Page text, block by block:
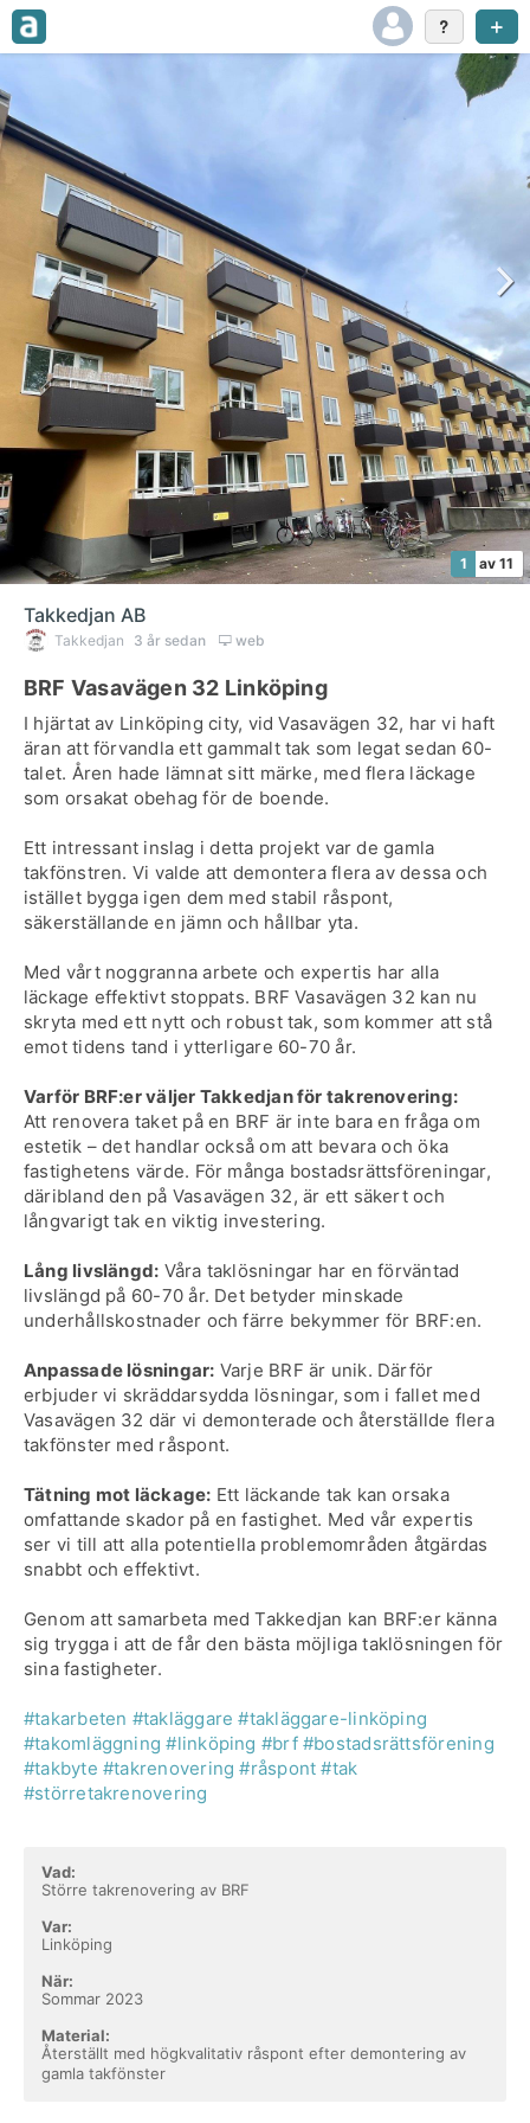
1 av 11
Takkedjan AB
Takkedjan 3 år sedan web
BRF Vasavägen 32 Linköping
I hjärtat av Linköping city, vid Vasavägen 32, har vi haft
äran att förvandla ett gammalt tak som legat sedan 60-
talet. Åren hade lämnat sitt märke, med flera läckage
som orsakat obehag för de boende.
Ett intressant inslag i detta projekt var de gamla
takfönstren. Vi valde att demontera flera av dessa och
istället bygga igen dem med stabil råspont,
säkerställande en jämn och hållbar yta.
Med vårt noggranna arbete och expertis har alla
läckage effektivt stoppats. BRF Vasavägen 32 kan nu
skryta med ett nytt och robust tak, som kommer att stå
emot tidens tand i ytterligare 60-70 år.
Varför BRF:er väljer Takkedjan för takrenovering:
Att renovera taket på en BRF är inte bara en fråga om
estetik – det handlar också om att bevara och öka
fastighetens värde. För många bostadsrättsföreningar,
däribland den på Vasavägen 32, är ett säkert och
långvarigt tak en viktig investering.
Lång livslängd: Våra taklösningar har en förväntad
livslängd på 60-70 år. Det betyder minskade
underhållskostnader och färre bekymmer för BRF:en.
Anpassade lösningar: Varje BRF är unik. Därför
erbjuder vi skräddarsydda lösningar, som i fallet med
Vasavägen 32 där vi demonterade och återställde flera
takfönster med råspont.
Tätning mot läckage: Ett läckande tak kan orsaka
omfattande skador på en fastighet. Med vår expertis
ser vi till att alla potentiella problemområden åtgärdas
snabbt och effektivt.
Genom att samarbeta med Takkedjan kan BRF:er känna
sig trygga i att de får den bästa möjliga taklösningen för
sina fastigheter.
#takarbeten #takläggare #takläggare-linköping
#takomläggning #linköping #brf #bostadsrättsförening
#takbyte #takrenovering #råspont #tak
#störretakrenovering
Vad:
Större takrenovering av BRF
Var:
Linköping
När:
Sommar 2023
Material:
Återställt med högkvalitativ råspont efter demontering av
gamla takfönster